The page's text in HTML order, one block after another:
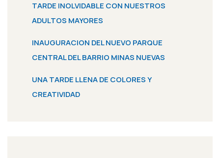
TARDE INOLVIDABLE CON NUESTROS
ADULTOS MAYORES
INAUGURACION DEL NUEVO PARQUE
CENTRAL DEL BARRIO MINAS NUEVAS
UNA TARDE LLENA DE COLORES Y
CREATIVIDAD